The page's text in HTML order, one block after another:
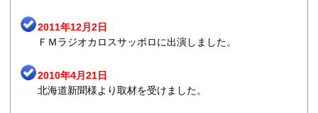
2011年12月2日
ＦＭラジオカロスサッポロに出演しました。
2010年4月21日
北海道新聞様より取材を受けました。